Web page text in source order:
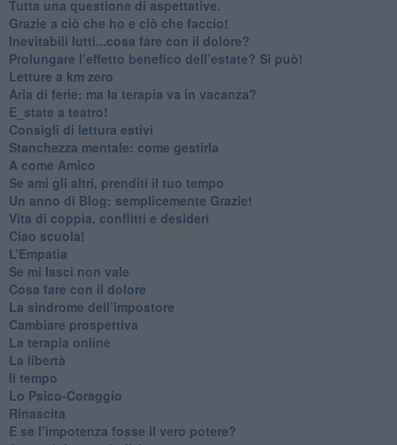
​Tutta una questione di aspettative.
​Grazie a ciò che ho e ciò che faccio!
​Inevitabili lutti...cosa fare con il dolore?
Prolungare l’effetto benefico dell’estate? Si può!
​Letture a km zero
​Aria di ferie: ma la terapia va in vacanza?
​E_state a teatro!
​Consigli di lettura estivi
​Stanchezza mentale: come gestirla
​A come Amico
​Se ami gli altri, prenditi il tuo tempo
​Un anno di Blog: semplicemente Grazie!
​Vita di coppia, conflitti e desideri
​Ciao scuola!
​L’Empatia
​Se mi lasci non vale
Cosa fare con il dolore
​La sindrome dell’impostore
​Cambiare prospettiva
La terapia online
La libertà
​Il tempo
​Lo Psico-Coraggio
Rinascita
​E se l’impotenza fosse il vero potere?